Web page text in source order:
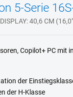
5-Serie
DISPLAY 40,6 CM
Copilot+ PC mit
der
der H-Klasse